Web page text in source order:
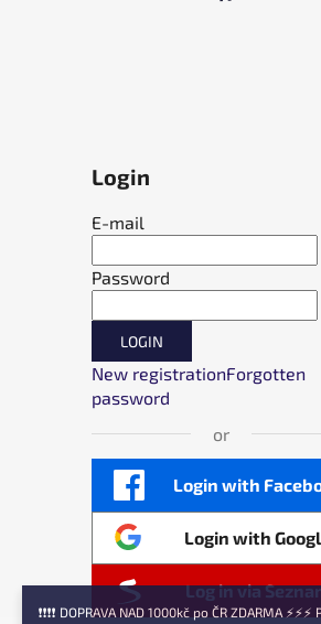
❗❗❗❗ DOPRAVA NAD 1000kč po ČR ZDARMA
Login
E-mail
Password
LOGIN
New registrationForgotten
password
or
Login with
Login with
Log in via